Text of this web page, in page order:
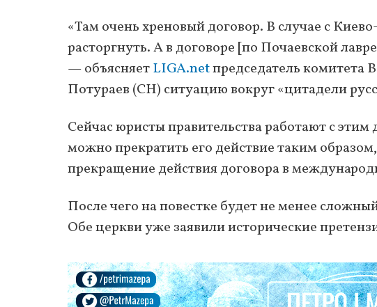
«Там очень хреновый договор. В случае с
расторгнуть. А в договоре [по Почаевской
— объясняетLIGA.netпредседатель комитета
Потураев (СН) ситуацию вокруг «цитадели
Сейчас юристы правительства работают с
можно прекратить его действие таким
прекращение действия договора в
После чего на повестке будет не менее
Обе церкви уже заявили исторические